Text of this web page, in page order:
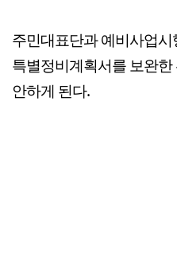
주민대표단과 예비사업
특별정비계획서를 보완
안하게 된다.